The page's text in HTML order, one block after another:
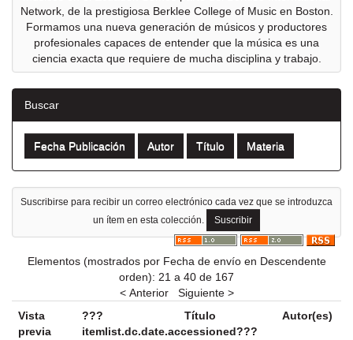
Network, de la prestigiosa Berklee College of Music en Boston.
Formamos una nueva generación de músicos y productores
profesionales capaces de entender que la música es una
ciencia exacta que requiere de mucha disciplina y trabajo.
Buscar
Suscribirse para recibir un correo electrónico cada vez que se introduzca
un ítem en esta colección.
Elementos (mostrados por Fecha de envío en Descendente
orden): 21 a 40 de 167
< Anterior
Siguiente >
Vista
previa
???
itemlist.dc.date.accessioned???
Título Autor(es)